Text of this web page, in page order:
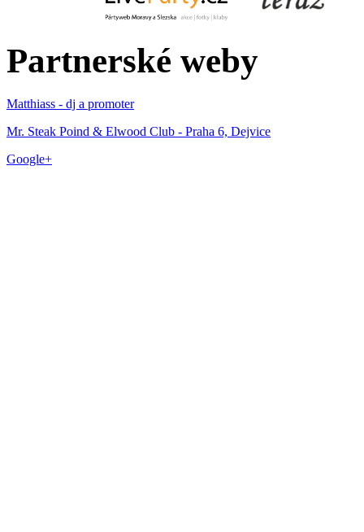
Partnerské weby
Matthiass - dj a promoter
Mr. Steak Poind & Elwood Club - Praha 6, Dejvice
Google+